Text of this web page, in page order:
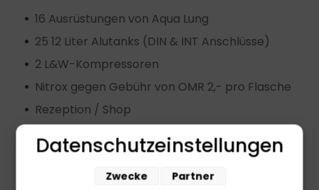
16 Ausrüstungen von Aqua Lung
25 12 Liter Alutanks (DIN & INT Anschlüsse)
2 L&W-Kompressoren
Nitrox gegen Gebühr von OMR 2,- pro Flasche
Rezeption / Shop
Datenschutzeinstellungen
Zwecke Partner